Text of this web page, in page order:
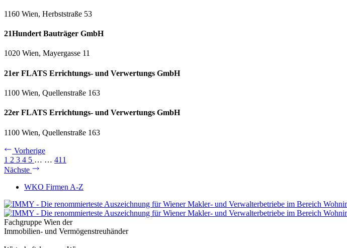
1160 Wien, Herbststraße 53
21Hundert Bauträger GmbH
1020 Wien, Mayergasse 11
21er FLATS Errichtungs- und Verwertungs GmbH
1100 Wien, Quellenstraße 163
22er FLATS Errichtungs- und Verwertungs GmbH
1100 Wien, Quellenstraße 163
Vorherige
1 2 3 4 5 … … 411
Nächste
WKO Firmen A-Z
Fachgruppe Wien der
Immobilien- und Vermögenstreuhänder